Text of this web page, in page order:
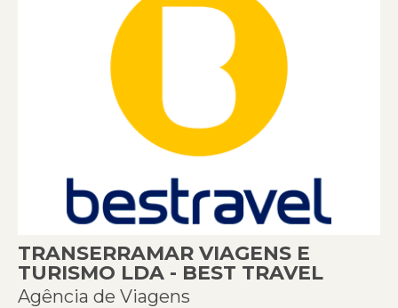
TRANSERRAMAR VIAGENS E
TURISMO LDA - BEST TRAVEL
Agência de Viagens